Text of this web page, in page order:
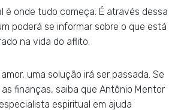
é onde tudo começa. É através dessa
poderá se informar sobre o que está
na vida do aflito.
uma solução irá ser passada. Se
finanças, saiba que Antônio Mentor
espiritual em ajuda